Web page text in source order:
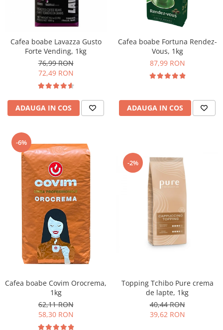
Cafea boabe Lavazza Gusto
Forte Vending, 1kg
76,99 RON
72,49 RON
ADAUGA IN COS
Cafea boabe Fortuna Rendez-
Vous, 1kg
87,99 RON
ADAUGA IN COS
-6%
Cafea boabe Covim Orocrema,
1kg
62,11 RON
58,30 RON
-2%
Topping Tchibo Pure crema
de lapte, 1kg
40,44 RON
39,62 RON